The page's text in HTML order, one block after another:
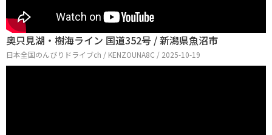
奥只見湖・樹海ライン 国道352号 / 新潟県魚沼市
日本全国のんびりドライブch / KENZOUNA8C / 2025-10-19